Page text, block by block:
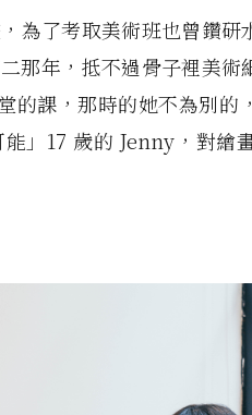
為了考取美術班也曾鑽研
那年，抵不過骨子裡美術
的課，那時的她不為別的
」17 歲的 Jenny，對繪